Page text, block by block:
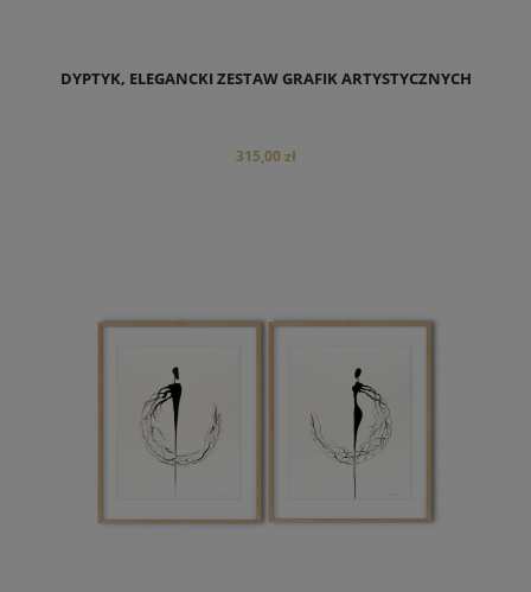
DYPTYK, ELEGANCKI ZESTAW GRAFIK ARTYSTYCZNYCH
315,00 zł